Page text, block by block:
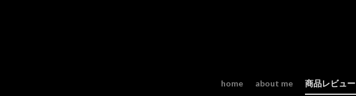
home about me 商品レビュー